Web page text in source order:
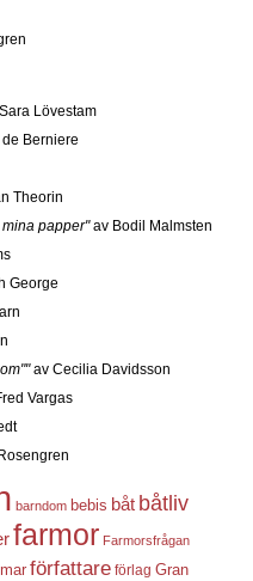
Lövestam
Berniere
Theorin
papper"av Bodil Malmsten
George
av Cecilia Davidsson
Vargas
barndom bebis båt båtliv
farmor Farmorsfrågan
författare förlag Gran